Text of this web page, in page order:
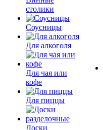
столики
Соусницы
Для алкоголя
Для чая или
кофе
Для пиццы
Доски